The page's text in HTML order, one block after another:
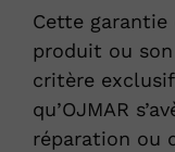
Cette
produit ou
critère exclusif
qu’OJMAR
réparation ou